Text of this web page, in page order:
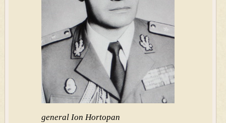
general Ion Hortopan